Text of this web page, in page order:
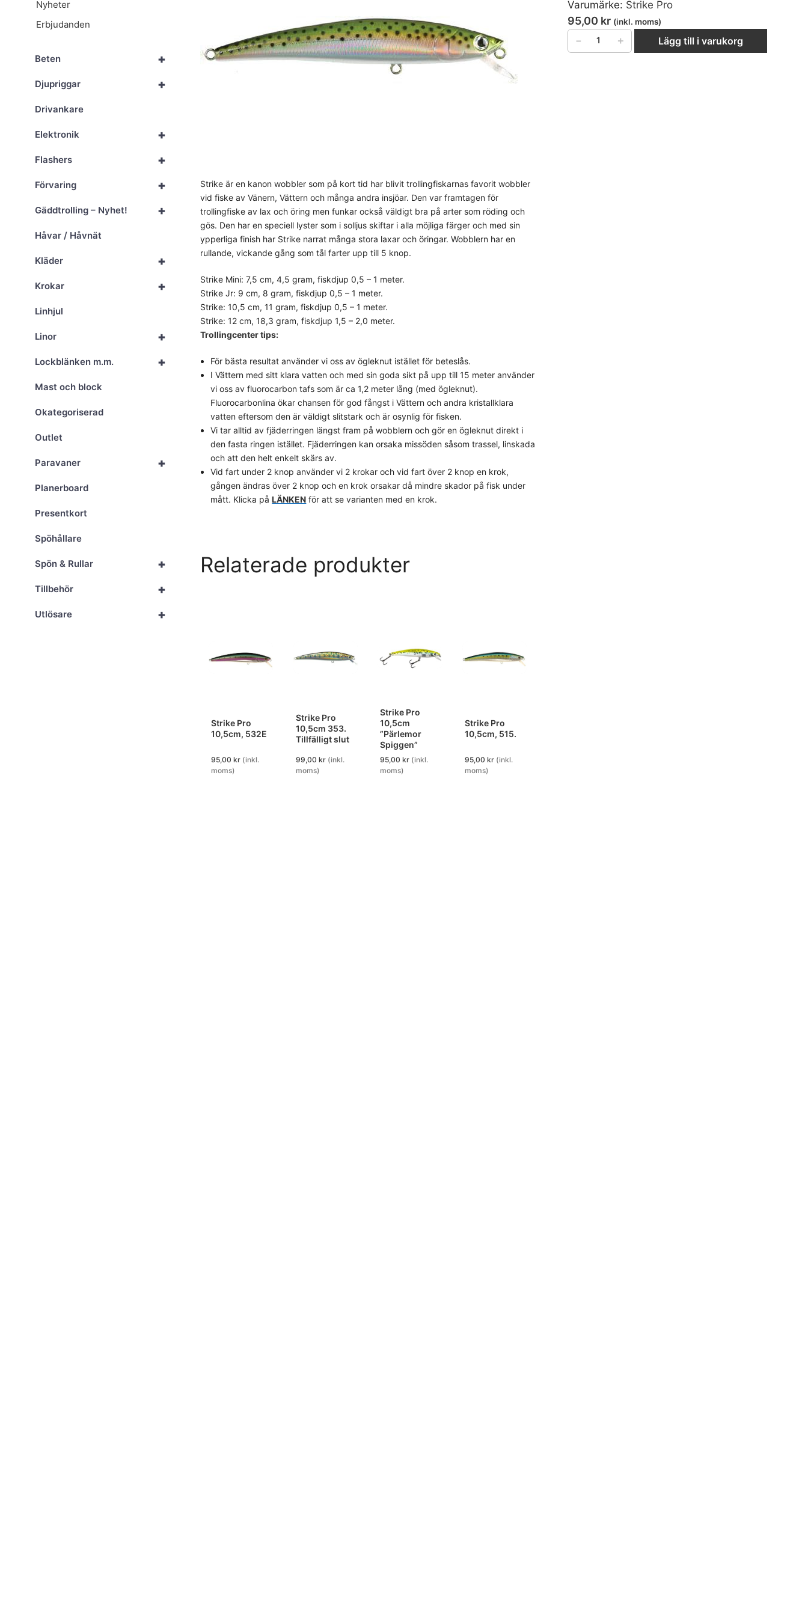
95,00 kr (inkl. moms)
− ＋ Lägg till i varukorg
Varumärke: Strike Pro
Strike är en kanon wobbler som på kort tid har blivit trollingfiskarnas favorit wobbler
vid fiske av Vänern, Vättern och många andra insjöar. Den var framtagen för
trollingfiske av lax och öring men funkar också väldigt bra på arter som röding och
gös. Den har en speciell lyster som i solljus skiftar i alla möjliga färger och med sin
ypperliga finish har Strike narrat många stora laxar och öringar. Wobblern har en
rullande, vickande gång som tål farter upp till 5 knop.
Strike Mini: 7,5 cm, 4,5 gram, fiskdjup 0,5 – 1 meter.
Strike Jr: 9 cm, 8 gram, fiskdjup 0,5 – 1 meter.
Strike: 10,5 cm, 11 gram, fiskdjup 0,5 – 1 meter.
Strike: 12 cm, 18,3 gram, fiskdjup 1,5 – 2,0 meter.
Trollingcenter tips:
För bästa resultat använder vi oss av ögleknut istället för beteslås.
I Vättern med sitt klara vatten och med sin goda sikt på upp till 15 meter använder
vi oss av fluorocarbon tafs som är ca 1,2 meter lång (med ögleknut).
Fluorocarbonlina ökar chansen för god fångst i Vättern och andra kristallklara
vatten eftersom den är väldigt slitstark och är osynlig för fisken.
Vi tar alltid av fjäderringen längst fram på wobblern och gör en ögleknut direkt i
den fasta ringen istället. Fjäderringen kan orsaka missöden såsom trassel, linskada
och att den helt enkelt skärs av.
Vid fart under 2 knop använder vi 2 krokar och vid fart över 2 knop en krok,
gången ändras över 2 knop och en krok orsakar då mindre skador på fisk under
mått. Klicka påLÄNKEN för att se varianten med en krok.
Relaterade produkter
Strike Pro
10,5cm, 532E
95,00 kr (inkl.
moms)
Strike Pro
10,5cm 353.
Tillfälligt slut
99,00 kr (inkl.
moms)
Strike Pro
10,5cm
”Pärlemor
Spiggen”
95,00kr (inkl.
moms)
Strike Pro
10,5cm, 515.
95,00kr (inkl.
moms)
Nyheter
Erbjudanden
+
Beten
+
Djupriggar
Drivankare
+
Elektronik
+
Flashers
+
Förvaring
+
Gäddtrolling – Nyhet!
Håvar / Håvnät
+
Kläder
+
Krokar
Linhjul
+
Linor
+
Lockblänken m.m.
Mast och block
Okategoriserad
Outlet
+
Paravaner
Planerboard
Presentkort
Spöhållare
+
Spön & Rullar
+
Tillbehör
+
Utlösare